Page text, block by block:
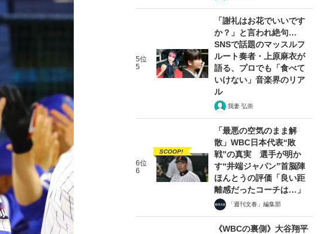
5位
5
「謝礼はお花でいいです
か？」と言われ絶句…
SNSで話題のマッスルフ
ルート奏者・上原麻衣が
語る、プロでも「食べて
いけない」音楽界のリア
ル
我妻 弘崇
6位
6
SCOOP!
「最悪の空気のまま解
散」WBC日本代表“敗
戦”の真実 選手が明か
す“井端ジャパン”首脳陣
ほんとうの評価「良い距
離感だったコーチは…」
「週刊文春」編集部
《WBCの裏側》大谷翔平